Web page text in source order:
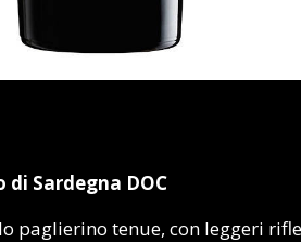
Sardegna DOC
paglierino tenue, con leggeri